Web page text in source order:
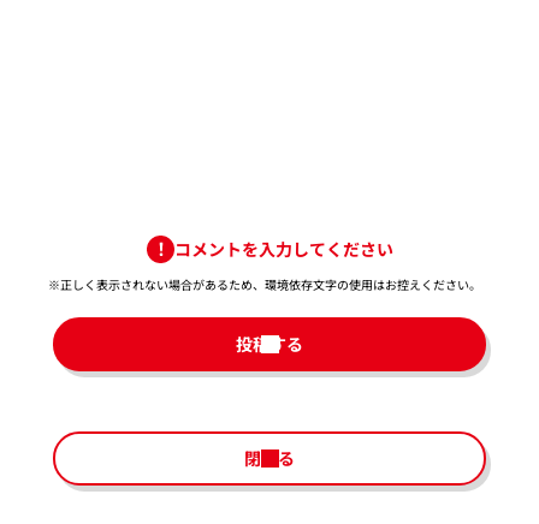
コメントを入力してください
※正しく表示されない場合があるため、環境依存文字の使用はお控えください。​
投稿する
閉じる